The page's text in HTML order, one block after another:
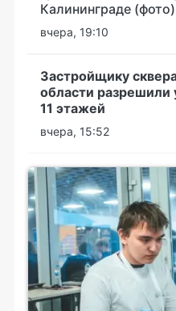
Калининграде (фото)
вчера, 19:10
Застройщику
области разрешили
11 этажей
вчера, 15:52